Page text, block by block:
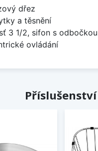
dřez
a těsnění
3 1/2, sifon s
ovládání
Příslušenství